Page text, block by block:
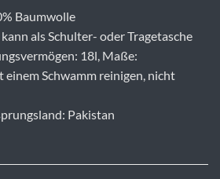
Baumwolle
als Schulter- oder Tragetasche
18l, Maße:
Schwamm reinigen, nicht
Pakistan